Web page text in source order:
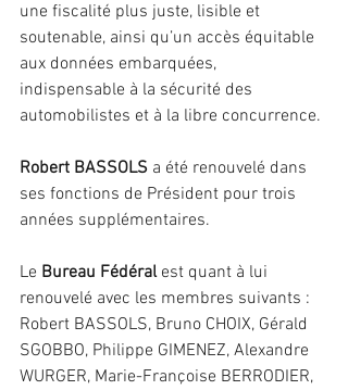
une fiscalité plus juste, lisible et
soutenable, ainsi qu’un accès équitable
aux données embarquées,
indispensable à la sécurité des
automobilistes et à la libre concurrence.
Robert BASSOLS a été renouvelé dans
ses fonctions de Président pour trois
années supplémentaires.
Le Bureau Fédéral est quant à lui
renouvelé avec les membres suivants :
Robert BASSOLS, Bruno CHOIX, Gérald
SGOBBO, Philippe GIMENEZ, Alexandre
WURGER, Marie-Françoise BERRODIER,